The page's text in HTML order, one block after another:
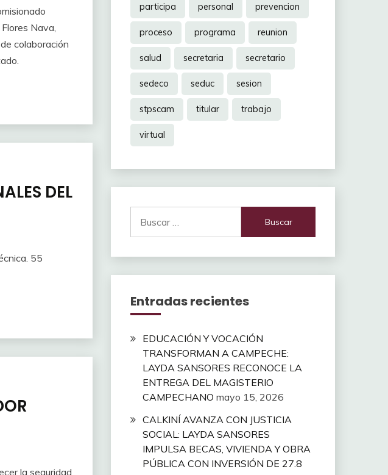
Nava,
colaboración
DEL
55
la seguridad
participa personal prevencion
proceso programa reunion
salud secretaria secretario
sedeco seduc sesion
stpscam titular trabajo
virtual
Entradas recientes
EDUCACIÓN Y VOCACIÓN
TRANSFORMAN A CAMPECHE:
LAYDA SANSORES RECONOCE LA
ENTREGA DEL MAGISTERIO
CAMPECHANO mayo 15, 2026
CALKINÍ AVANZA CON JUSTICIA
SOCIAL: LAYDA SANSORES
IMPULSA BECAS, VIVIENDA Y OBRA
PÚBLICA CON INVERSIÓN DE 27.8